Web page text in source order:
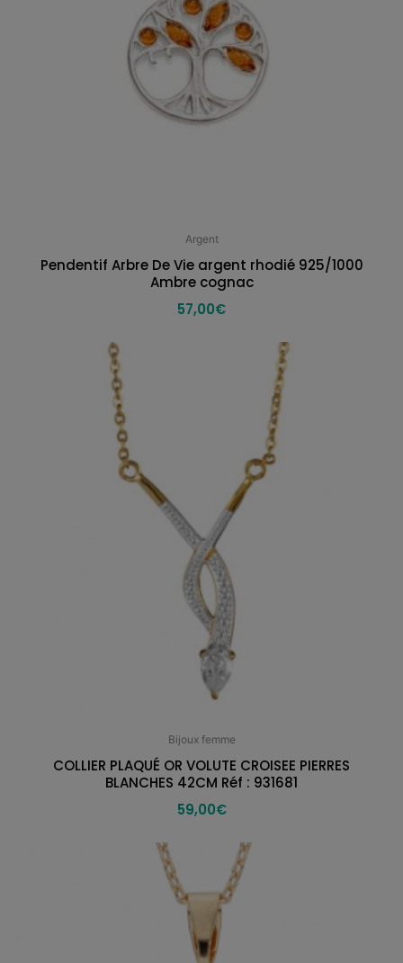
Argent
Pendentif Arbre De Vie argent rhodié 925/1000
Ambre cognac
57,00€
Bijoux femme
COLLIER PLAQUÉ OR VOLUTE CROISEE PIERRES
BLANCHES 42CM Réf : 931681
59,00€